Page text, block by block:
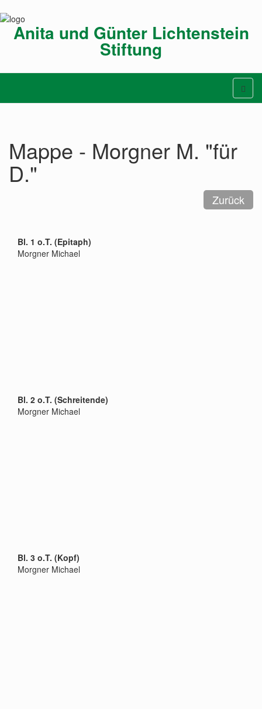
Anita und Günter Lichtenstein
Stiftung
Mappe - Morgner M. "für
D."
Bl. 1 o.T. (Epitaph)
Morgner Michael
Bl. 2 o.T. (Schreitende)
Morgner Michael
Bl. 3 o.T. (Kopf)
Morgner Michael